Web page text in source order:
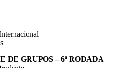
DE GRUPOS – 6ª RODADA